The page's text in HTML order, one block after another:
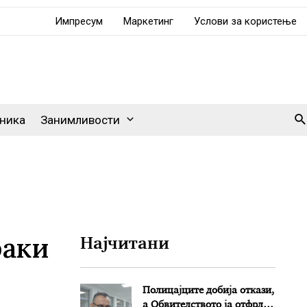
Импресум Маркетинг Услови за користење
Занимливости
Најчитани
Полицајците добија откази,
а Обвителството ја отфрли